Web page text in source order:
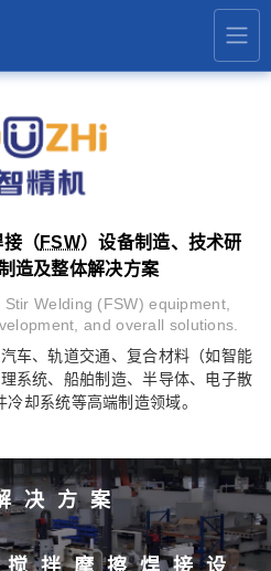
（ FSW）设备制造、技术研
造及整体解决方案
Welding (FSW) equipment,
and overall solutions.
车、轨道交通、复合材料（如智能
系统、船舶制造、半导体、电子散
冷却系统等高端制造领域。
决方案